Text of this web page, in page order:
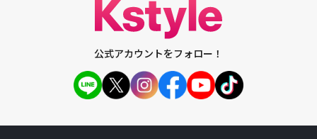
公式アカウントをフォロー！